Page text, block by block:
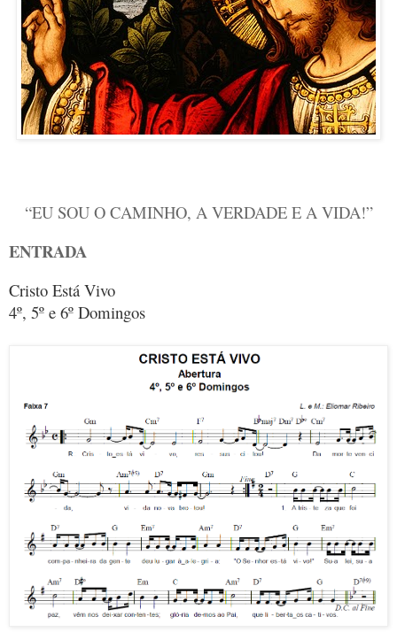
“EU SOU O CAMINHO, A VERDADE E A VIDA!”
ENTRADA
Cristo Está Vivo
4º, 5º e 6º Domingos